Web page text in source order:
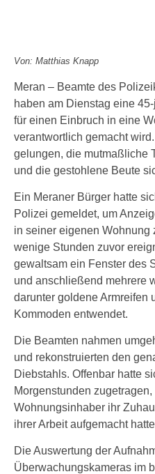
Von: Matthias Knapp
Meran – Beamte des
haben am Dienstag eine
für einen Einbruch in eine
verantwortlich gemacht
gelungen, die mutmaßliche
und die gestohlene Beute
Ein Meraner Bürger hatte
Polizei gemeldet, um
in seiner eigenen Wohnung
wenige Stunden zuvor
gewaltsam ein Fenster des
und anschließend mehrere
darunter goldene Armreifen
Kommoden entwendet.
Die Beamten nahmen
und rekonstruierten den
Diebstahls. Offenbar hatte
Morgenstunden
Wohnungsinhaber ihr
ihrer Arbeit aufgemacht
Die Auswertung der
Überwachungskameras im